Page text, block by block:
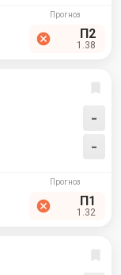
П2
1.38
-
-
П1
1.32